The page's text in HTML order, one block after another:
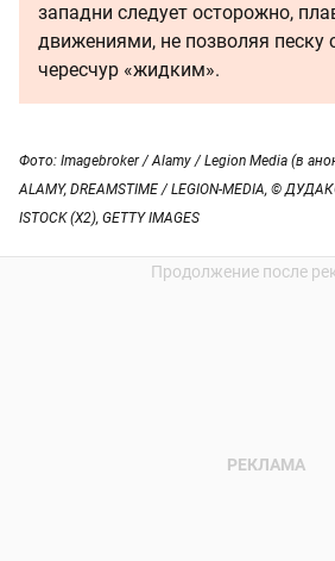
западни следует осторожно,
движениями, не позволяя песку
чересчур «жидким».
Фото: Imagebroker / Alamy / Legion Media (в
ALAMY, DREAMSTIME / LEGION-MEDIA, ©
ISTOCK (X2), GETTY IMAGES